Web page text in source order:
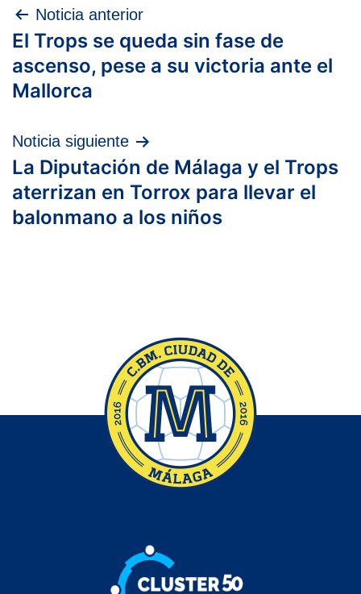
Navegación
de
entradas
Noticia anterior
El Trops se queda sin fase de
ascenso, pese a su victoria ante el
Mallorca
Noticia siguiente
La Diputación de Málaga y el Trops
aterrizan en Torrox para llevar el
balonmano a los niños